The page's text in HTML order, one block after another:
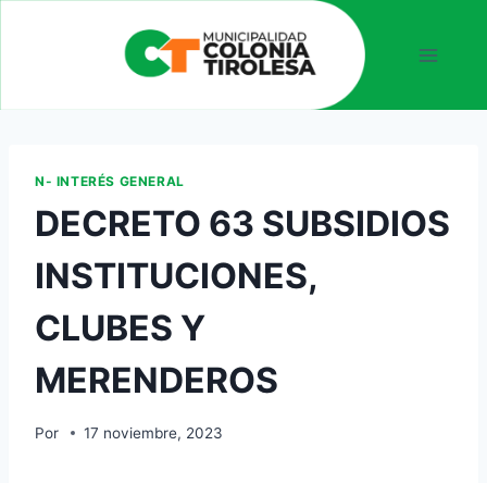
N- INTERÉS GENERAL
DECRETO 63 SUBSIDIOS
INSTITUCIONES,
CLUBES Y
MERENDEROS
Por 17 noviembre, 2023